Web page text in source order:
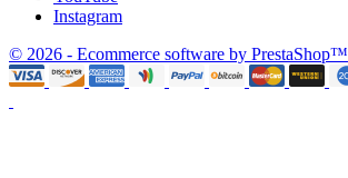
Instagram
© 2026 - Ecommerce software by PrestaShop™